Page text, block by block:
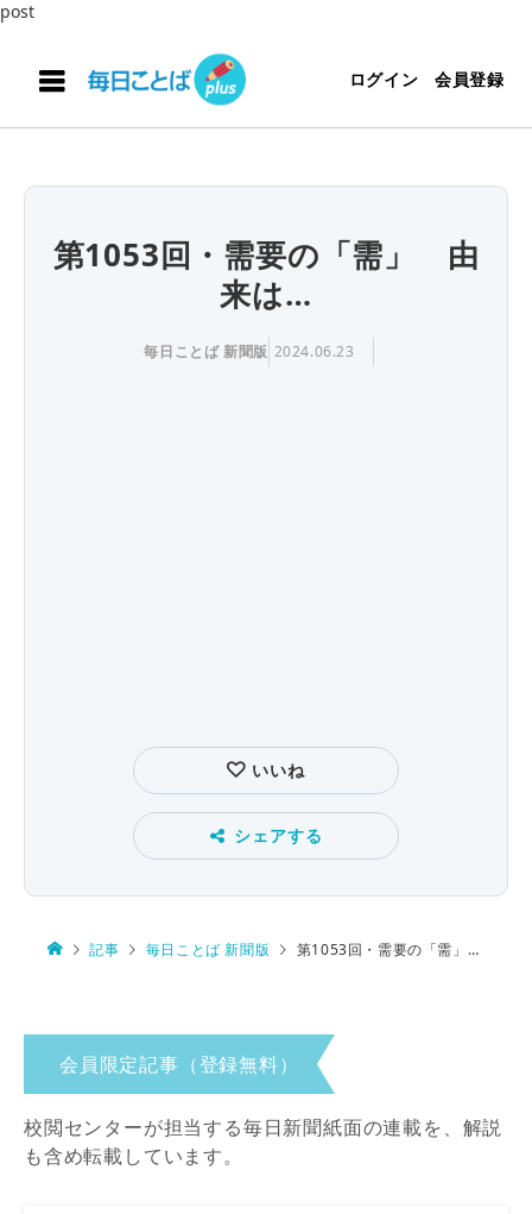
post
ログイン 会員登録
第1053回・需要の「需」 由
来は…
毎日ことば 新聞版 2024.06.23
いいね
シェアする
記事 毎日ことば 新聞版 第1053回・需要の「需」 由来は…
会員限定記事（登録無料）
校閲センターが担当する毎日新聞紙面の連載を、解説
も含め転載しています。